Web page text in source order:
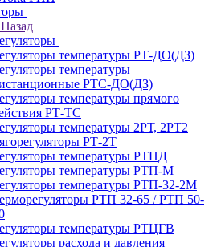
Назад
температуры РТ-ДО(ДЗ)
температуры
РТС-ДО(ДЗ)
температуры прямого
РТ-ТС
температуры 2РТ, 2РT2
РТ-2Т
температуры РТПД
температуры РТП-M
температуры РТП-32-2М
РТП 32-65 / РТП 50-
температуры РТЦГВ
расхода и давления